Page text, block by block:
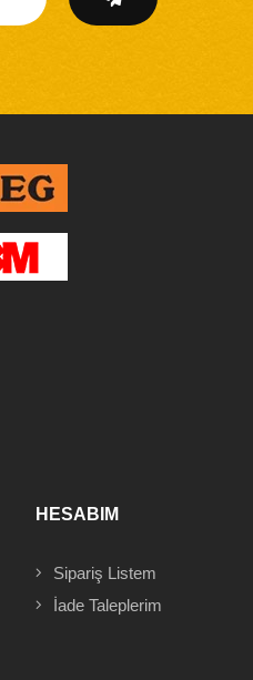
HESABIM
Sipariş Listem
İade Taleplerim